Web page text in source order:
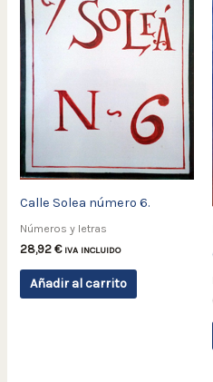
Calle Solea número 6.
Números y letras
28,92€ IVA INCLUIDO
Añadir al carrito